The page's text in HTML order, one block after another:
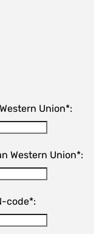
Union*:
Western Union*:
code*: